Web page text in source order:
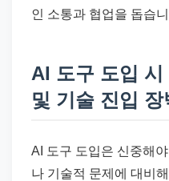
인 소통과 협업을 돕습
AI 도구 도입
및 기술 진입 장
AI 도구 도입은 신중해
나 기술적 문제에 대비